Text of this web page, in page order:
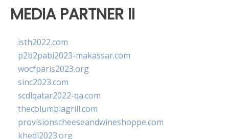
MEDIA PARTNER II
isth2022.com
p2b2pabi2023-makassar.com
wocfparis2023.org
sinc2023.com
scdlqatar2022-qa.com
thecolumbiagrill.com
provisionscheeseandwineshoppe.com
khedi2023.org